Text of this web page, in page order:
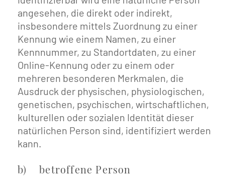
angesehen, die direkt oder indirekt,
insbesondere mittels Zuordnung zu einer
Kennung wie einem Namen, zu einer
Kennnummer, zu Standortdaten, zu einer
Online-Kennung oder zu einem oder
mehreren besonderen Merkmalen, die
Ausdruck der physischen, physiologischen,
genetischen, psychischen, wirtschaftlichen,
kulturellen oder sozialen Identität dieser
natürlichen Person sind, identifiziert werden
kann.
b) betroffene Person